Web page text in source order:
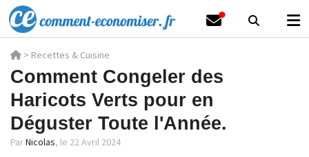
> Recettes & Cuisine
Comment Congeler des
Haricots Verts pour en
Déguster Toute l'Année.
ParNicolas, le 22 Avril 2024